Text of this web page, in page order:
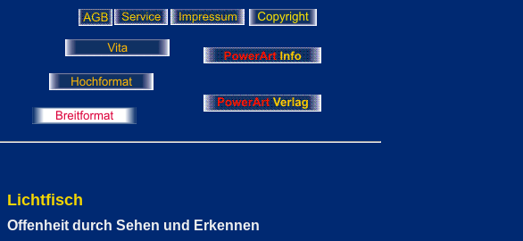
Lichtfisch
Offenheit durch Sehen und Erkennen